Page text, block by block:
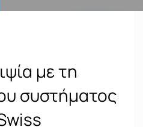
με τη
συστήματος